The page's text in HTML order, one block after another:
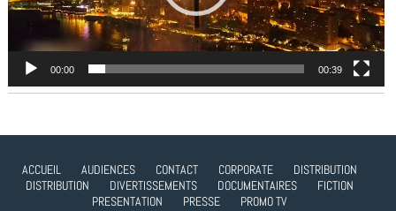
00:00 00:39
ACCUEIL AUDIENCES CONTACT CORPORATE
DISTRIBUTION
DISTRIBUTION
DIVERTISSEMENTS DOCUMENTAIRES
FICTION
PRESENTATION
PRESSE PROMO TV